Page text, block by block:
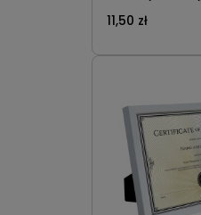
Wisząca BD ART
11,50 zł